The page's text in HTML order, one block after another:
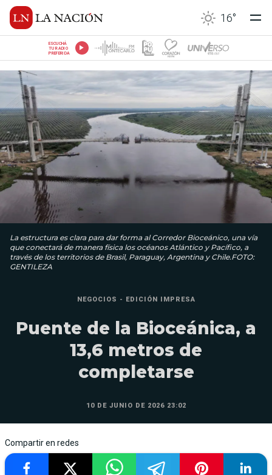
16°
ESCUCHÁ
TU RADIO
PREFERIDA
La estructura es clara para dar forma al Corredor Bioceánico, una vía
que conectará de manera física los océanos Atlántico y Pacífico, a
través de los territorios de Brasil, Paraguay, Argentina y Chile.FOTO:
GENTILEZA
NEGOCIOS - EDICIÓN IMPRESA
Puente de la Bioceánica, a
13,6 metros de
completarse
10 DE JUNIO DE 2026 23:02
Compartir en redes